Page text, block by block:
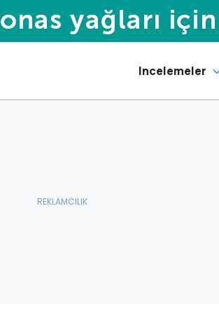
Incelemeler